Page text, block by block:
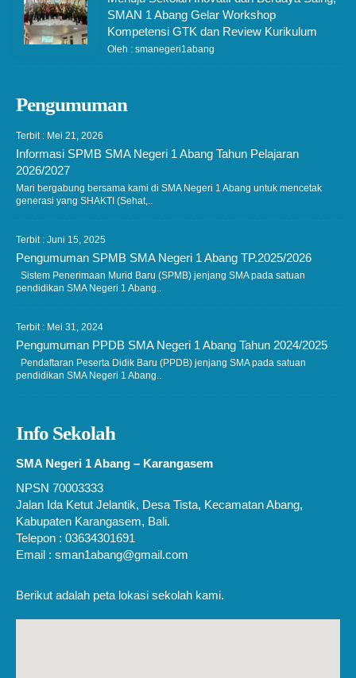
SMAN 1 Abang Gelar Workshop
Kompetensi GTK dan Review Kurikulum
Oleh : smanegeri1abang
Pengumuman
Terbit : Mei 21, 2026
Informasi SPMB SMA Negeri 1 Abang Tahun Pelajaran
2026/2027
Mari bergabung bersama kami di SMA Negeri 1 Abang untuk mencetak
generasi yang SHAKTI (Sehat,..
Terbit : Juni 15, 2025
Pengumuman SPMB SMA Negeri 1 Abang TP.2025/2026
Sistem Penerimaan Murid Baru (SPMB) jenjang SMA pada satuan
pendidikan SMA Negeri 1 Abang..
Terbit : Mei 31, 2024
Pengumuman PPDB SMA Negeri 1 Abang Tahun 2024/2025
Pendaftaran Peserta Didik Baru (PPDB) jenjang SMA pada satuan
pendidikan SMA Negeri 1 Abang..
Info Sekolah
SMA Negeri 1 Abang – Karangasem
NPSN 70003333
Jalan Ida Ketut Jelantik, Desa Tista, Kecamatan Abang,
Kabupaten Karangasem, Bali.
Telepon : 03634301691
Email : sman1abang@gmail.com
Berikut adalah peta lokasi sekolah kami.